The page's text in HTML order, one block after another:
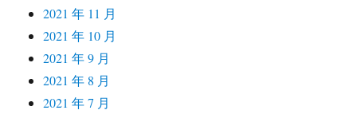
2021 年 11 月
2021 年 10 月
2021 年 9 月
2021 年 8 月
2021 年 7 月